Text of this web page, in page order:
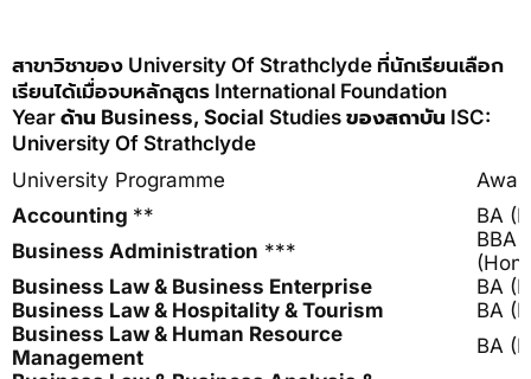
สาขาวิชาของ University Of Strathclyde ที่นักเรียนเลือก
เรียนได้เมื่อจบหลักสูตร International Foundation
Year ด้าน Business, Social Studies ของสถาบัน ISC:
University Of Strathclyde
University Programme
Accounting **
BA
Business Administration ***
BBA
Business Law & Business Enterprise
BA
Business Law & Hospitality & Tourism
BA
Business Law & Human Resource
Management
BA